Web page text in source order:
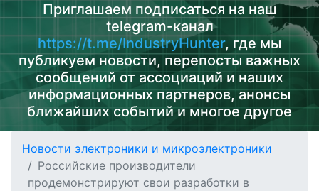
Приглашаем подписаться на наш
telegram-канал
https://t.me/IndustryHunter, где мы
публикуем новости, перепосты важных
сообщений от ассоциаций и наших
информационных партнеров, анонсы
ближайших событий и многое другое
Новости электроники и микроэлектроники
Российские производители
продемонстрируют свои разработки в